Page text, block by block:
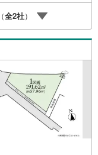
家探しをお約束しま
たらまずは、お気軽
か？スタッフ一同お
す。
全2社）